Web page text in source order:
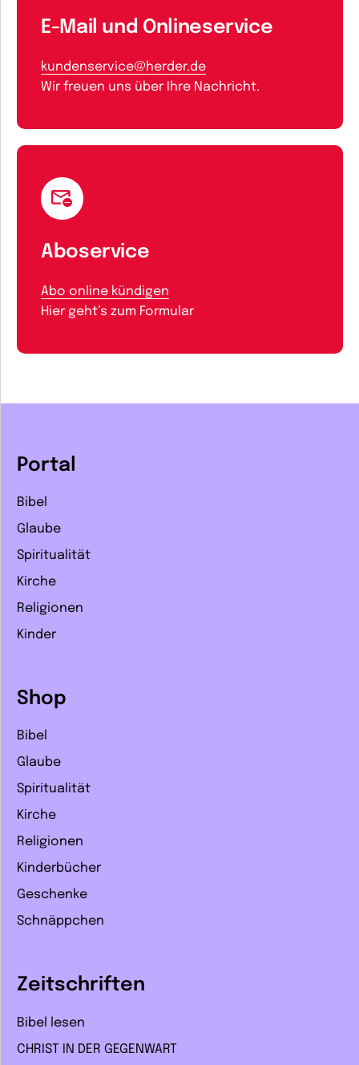
E-Mail und Onlineservice
kundenservice@herder.de
Wir freuen uns über Ihre Nachricht.
Aboservice
Abo online kündigen
Hier geht’s zum Formular
Portal
Bibel
Glaube
Spiritualität
Kirche
Religionen
Kinder
Shop
Bibel
Glaube
Spiritualität
Kirche
Religionen
Kinderbücher
Geschenke
Schnäppchen
Zeitschriften
Bibel lesen
CHRIST IN DER GEGENWART